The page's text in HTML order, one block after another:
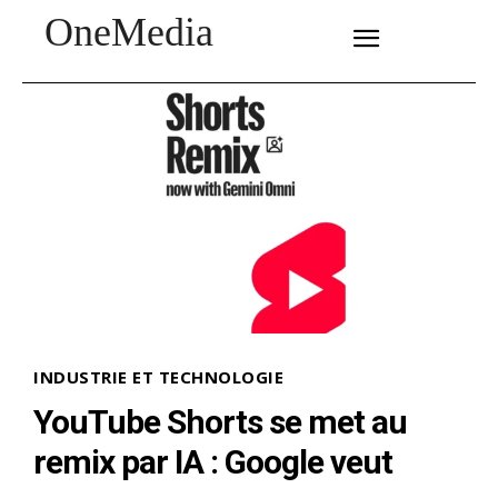
OneMedia
INDUSTRIE ET TECHNOLOGIE
YouTube Shorts se met au
remix par IA : Google veut